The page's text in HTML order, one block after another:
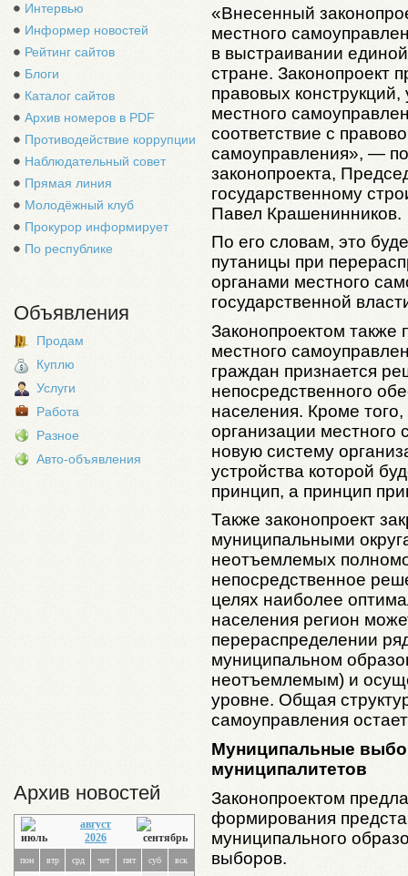
Интервью
Информер новостей
Рейтинг сайтов
Блоги
Каталог сайтов
Архив номеров в PDF
Противодействие коррупции
Наблюдательный совет
Прямая линия
Молодёжный клуб
Прокурор информирует
По республике
Объявления
Продам
Куплю
Услуги
Работа
Разное
Авто-объявления
Архив новостей
август
2026
пон втр срд чет пят суб вск
«Внесенный
местного
в выстраивании
стране. Законопроект
правовых
местного
соответствие с
самоуправления», —
законопроекта,
государственному
Павел Крашенинников.
По его словам, это
путаницы при
органами местного
государственной
Законопроектом также
местного
граждан признается
непосредственного
населения. Кроме
организации местного
новую систему
устройства которой
принцип, а принцип
Также законопроект
муниципальными
неотъемлемых
непосредственное
целях наиболее
населения регион
перераспределении
муниципальном
неотъемлемым) и
уровне. Общая
самоуправления
Муниципальные
муниципалитетов
Законопроектом
формирования
муниципального
выборов.